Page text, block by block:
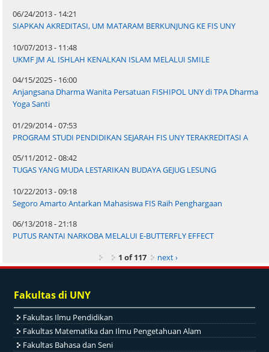
06/24/2013 - 14:21
SIAPKAN AKREDITASI, UM MATARAM BERKUNJUNG KE FIS UNY
10/07/2013 - 11:48
UKMF JM AL ISHLAH KENALKAN ISLAM MELALUI SMILE
04/15/2025 - 16:00
Anjangsana Dharma Wanita Persatuan FISHIPOL UNY di TPA Dharma
Yoga Santi
01/29/2014 - 07:53
PROGRAM STUDI PENDIDIKAN SEJARAH FIS UNY TERAKREDITASI A
05/11/2012 - 08:42
TUGAS YANG MUDA LESTARIKAN BUDAYA GEJUG LESUNG
10/22/2013 - 09:18
Segoro Amarto Antarkan Mahasiswa FIS Raih Penghargaan
06/13/2018 - 21:18
PUTUS RANTAI NARKOBA MELALUI E-BUTTERFLY EFFECT
1 of 117
next ›
Fakultas di UNY
Fakultas Ilmu Pendidikan
Fakultas Matematika dan Ilmu Pengetahuan Alam
Fakultas Bahasa dan Seni